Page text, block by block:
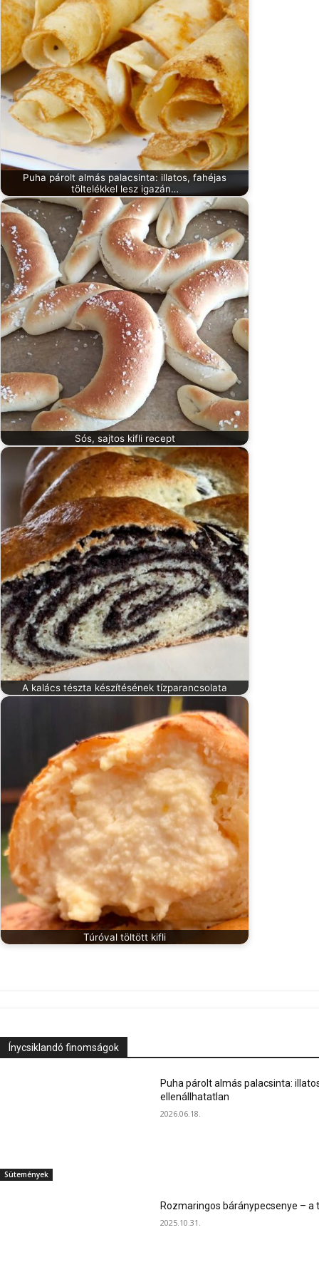
Puha párolt almás palacsinta: illatos, fahéjas
töltelékkel lesz igazán…
Sós, sajtos kifli recept
A kalács tészta készítésének tízparancsolata
Túróval töltött kifli
Ínycsiklandó finomságok
Sütemények
Puha párolt almás palacsinta:
ellenállhatatlan
2026.06.18.
Rozmaringos báránypecsenye – a
2025.10.31.